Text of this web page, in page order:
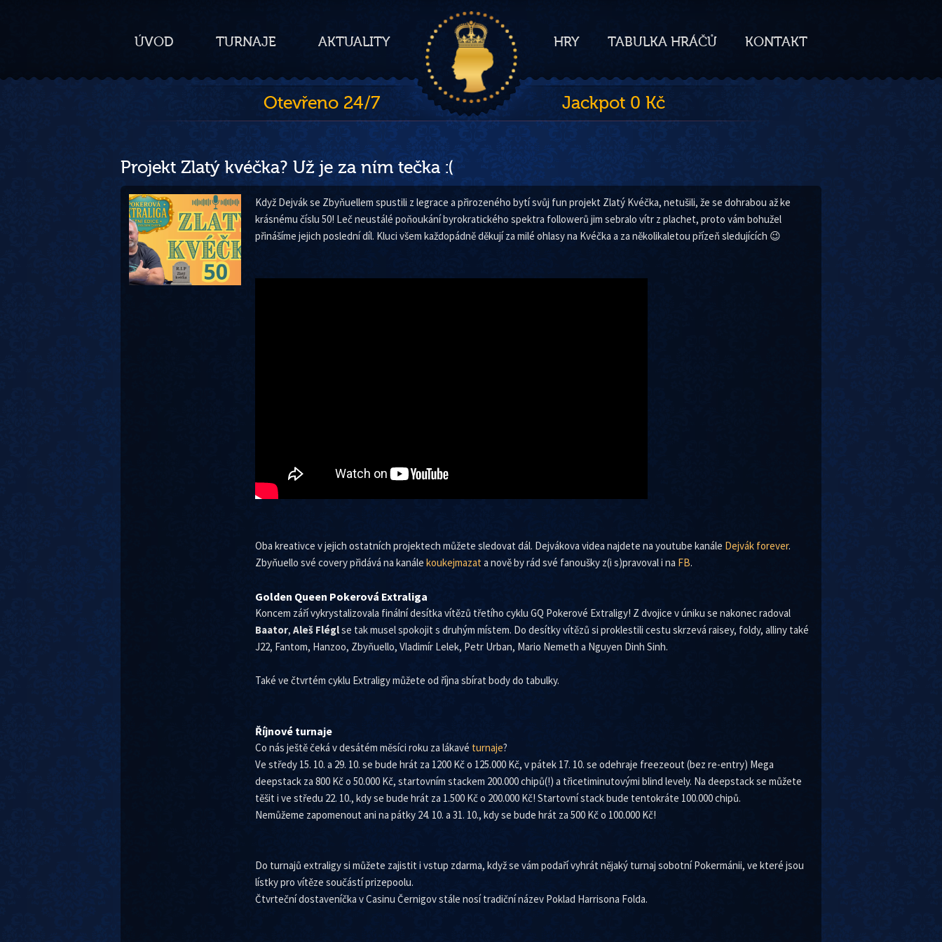
ÚVOD TURNAJE AKTUALITY HRY TABULKA HRÁČŮ KONTAKT
Otevřeno 24/7 Jackpot 0 Kč
Projekt Zlatý kvéčka? Už je za ním tečka :(
Když Dejvák se Zbyňuellem spustili z legrace a přirozeného bytí svůj fun projekt Zlatý Kvéčka, netušili, že se dohrabou až ke
krásnému číslu 50! Leč neustálé poňoukání byrokratického spektra followerů jim sebralo vítr z plachet, proto vám bohužel
přinášíme jejich poslední díl. Kluci všem každopádně děkují za milé ohlasy na Kvéčka a za několikaletou přízeň sledujících 😉
Oba kreativce v jejich ostatních projektech můžete sledovat dál. Dejvákova videa najdete na youtube kanále Dejvák forever.
Zbyňuello své covery přidává na kanále koukejmazata nově by rád své fanoušky z(i s)pravoval i na FB.
Golden Queen Pokerová Extraliga
Koncem září vykrystalizovala finální desítka vítězů třetího cyklu GQ Pokerové Extraligy! Z dvojice v úniku se nakonec radoval
Baator, Aleš Fléglse tak musel spokojit s druhým místem. Do desítky vítězů si proklestili cestu skrzevá raisey, foldy, alliny také
J22, Fantom, Hanzoo, Zbyňuello, Vladimír Lelek, Petr Urban, Mario Nemeth a Nguyen Dinh Sinh.
Také ve čtvrtém cyklu Extraligy můžete od října sbírat body do tabulky.
Říjnové turnaje
Co nás ještě čeká v desátém měsíci roku za lákavé turnaje?
Ve středy 15. 10. a 29. 10. se bude hrát za 1200 Kč o 125.000 Kč, v pátek 17. 10. se odehraje freezeout (bez re-entry) Mega
deepstack za 800 Kč o 50.000 Kč, startovním stackem 200.000 chipů(!) a třicetiminutovými blind levely. Na deepstack se můžete
těšit i ve středu 22. 10., kdy se bude hrát za 1.500 Kč o 200.000 Kč! Startovní stack bude tentokráte 100.000 chipů.
Nemůžeme zapomenout ani na pátky 24. 10. a 31. 10., kdy se bude hrát za 500 Kč o 100.000 Kč!
Do turnajů extraligy si můžete zajistit i vstup zdarma, když se vám podaří vyhrát nějaký turnaj sobotní Pokermánii, ve které jsou
lístky pro vítěze součástí prizepoolu.
Čtvrteční dostaveníčka v Casinu Černigov stále nosí tradiční název Poklad Harrisona Folda.